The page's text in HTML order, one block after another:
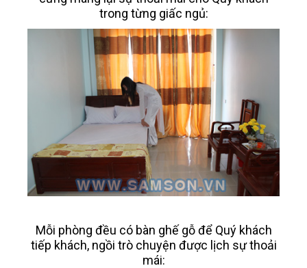
trong từng giấc ngủ:
Mỗi phòng đều có bàn ghế gỗ để Quý khách
tiếp khách, ngồi trò chuyện được lịch sự thoải
mái: